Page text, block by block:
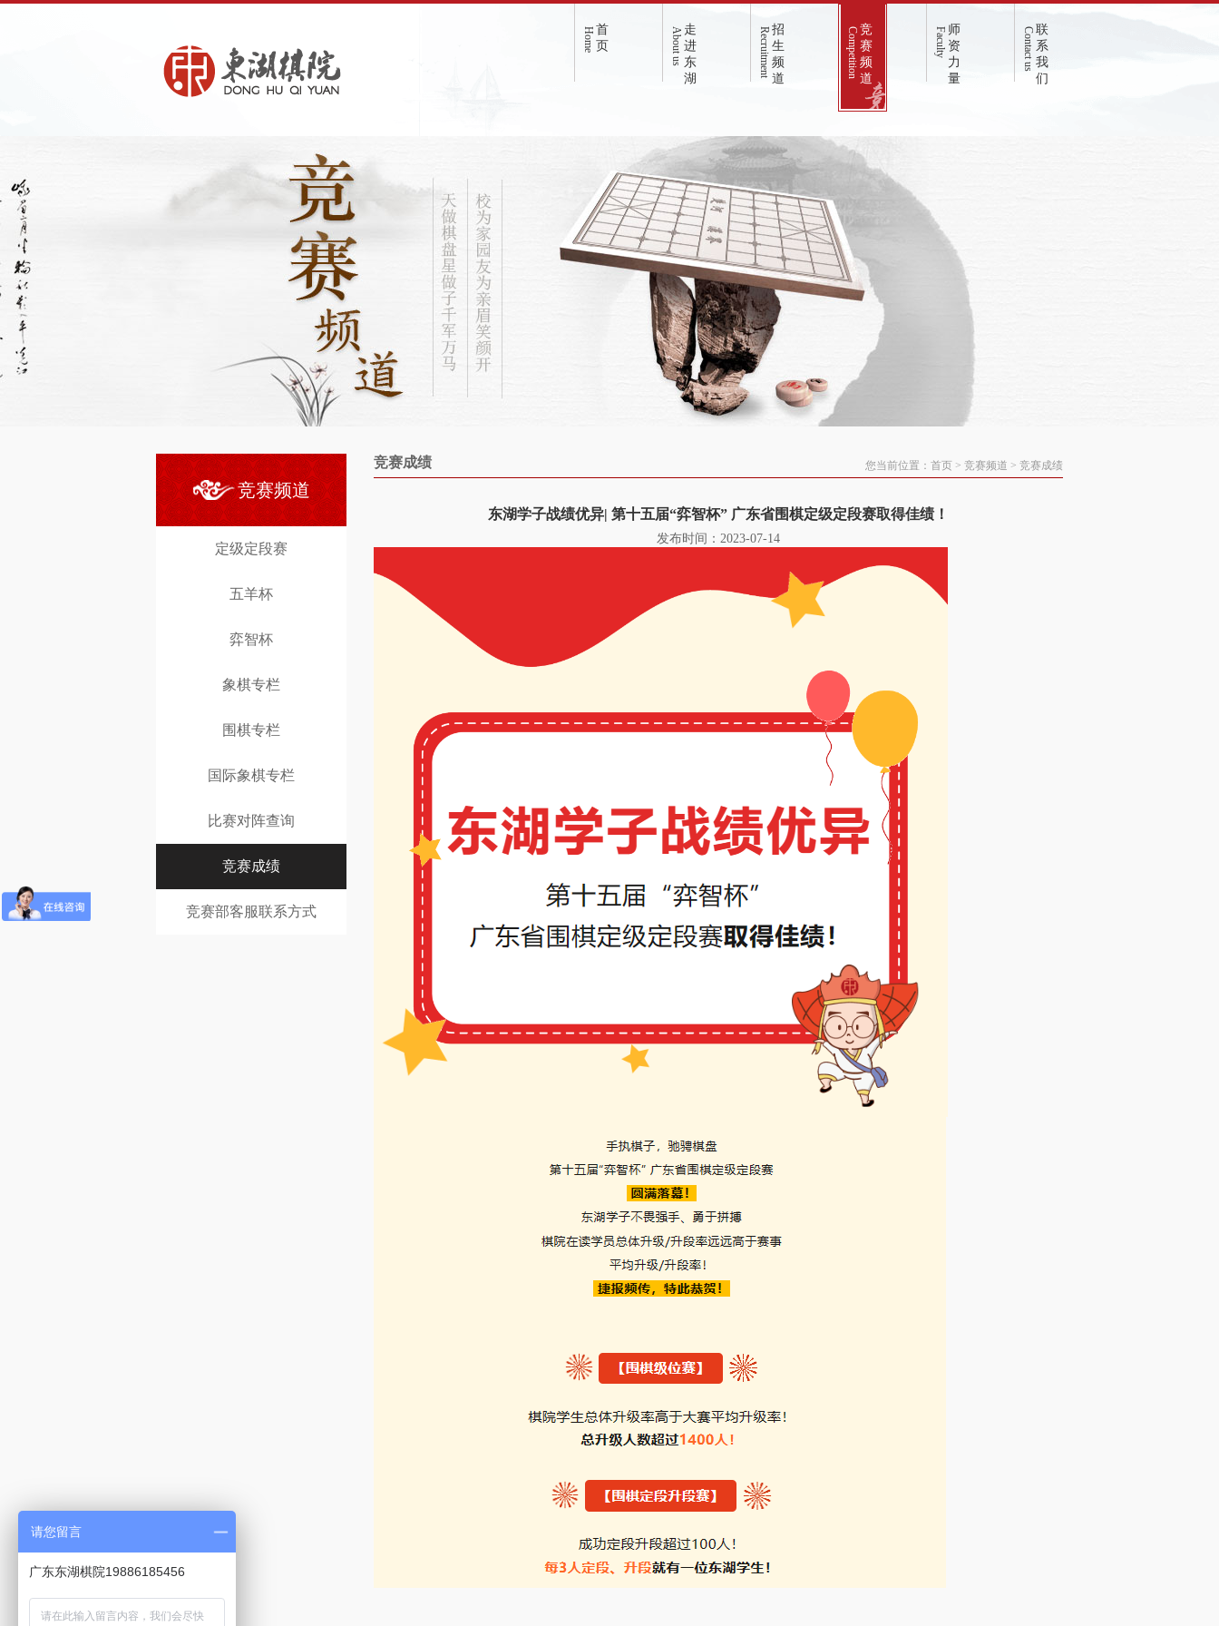
首
页
Home
走
进
东
湖
About us
招
生
频
道
Recruitment
竞
赛
频
道
Competition
师
资
力
量
Faculty
联
系
我
们
Contact us
竞赛频道
定级定段赛
五羊杯
弈智杯
象棋专栏
围棋专栏
国际象棋专栏
比赛对阵查询
竞赛成绩
竞赛部客服联系方式
竞赛成绩 您当前位置： 首页 > 竞赛频道 > 竞赛成绩
东湖学子战绩优异| 第十五届“弈智杯” 广东省围棋定级定段赛取得佳绩！
发布时间：2023-07-14
请您留言
广东东湖棋院19886185456